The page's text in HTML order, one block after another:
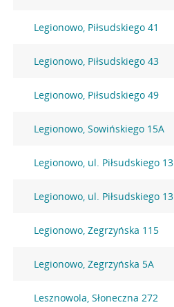
Legionowo, Piłsudskiego 41
Legionowo, Piłsudskiego 43
Legionowo, Piłsudskiego 49
Legionowo, Sowińskiego 15A
Legionowo, ul. Piłsudskiego 13
Legionowo, ul. Piłsudskiego 13
Legionowo, Zegrzyńska 115
Legionowo, Zegrzyńska 5A
Lesznowola, Słoneczna 272